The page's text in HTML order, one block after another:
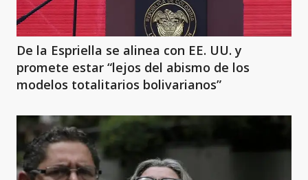
De la Espriella se alinea con EE. UU. y
promete estar “lejos del abismo de los
modelos totalitarios bolivarianos”